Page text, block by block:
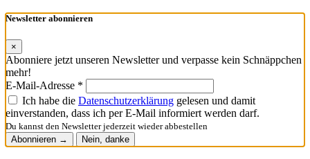
Newsletter abonnieren
×
Abonniere jetzt unseren Newsletter und verpasse kein Schnäppchen
mehr!
E-Mail-Adresse *
Ich habe die Datenschutzerklärung gelesen und damit
einverstanden, dass ich per E-Mail informiert werden darf.
Du kannst den Newsletter jederzeit wieder abbestellen
Abonnieren →
Nein, danke